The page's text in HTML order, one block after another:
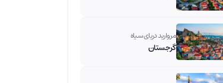
مروارید دریای سیاه
گرجستان